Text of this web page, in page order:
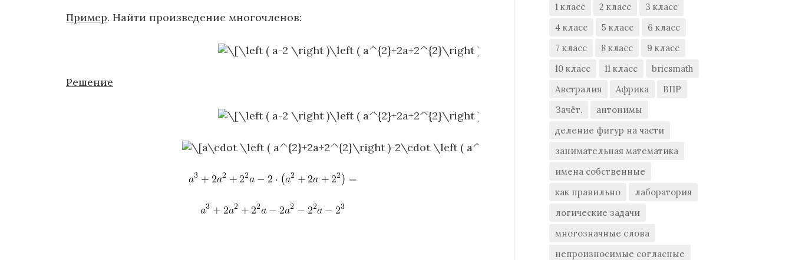
Пример. Найти произведение многочленов:
Решение
1 класс 2 класс
3 класс
4 класс
5 класс
6 класс
7 класс
8 класс
9 класс
10 класс
11 класс
bricsmath
Австралия
Африка
ВПР
Зачёт.
антонимы
деление фигур на части
занимательная математика
имена собственные
как правильно
лаборатория
логические задачи
многозначные слова
непроизносимые согласные